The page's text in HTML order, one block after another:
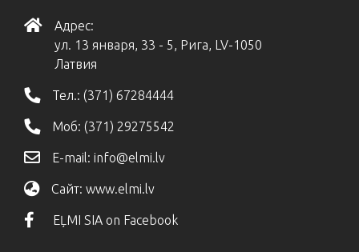
Адрес:
ул. 13 января, 33 - 5, Рига, LV-1050
Латвия
Тел.: (371) 67284444
Моб: (371) 29275542
E-mail: info@elmi.lv
Сайт: www.elmi.lv
EĻMI SIA on Facebook